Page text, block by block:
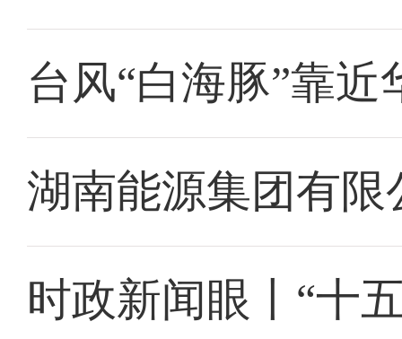
台风“白海豚”靠近
湖南能源集团有
时政新闻眼丨“十